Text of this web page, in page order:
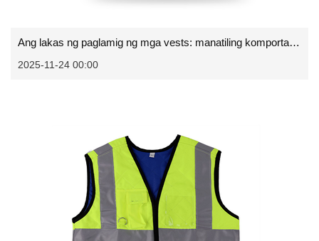
Ang lakas ng paglamig ng mga vests: manatiling komportable at ligtas sa init
2025-11-24 00:00